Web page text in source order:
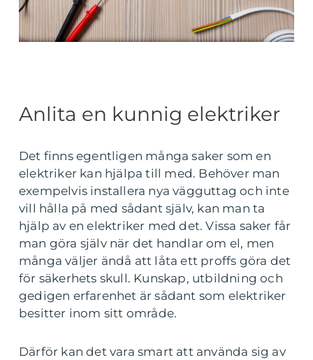
Anlita en kunnig elektriker
Det finns egentligen många saker som en
elektriker kan hjälpa till med. Behöver man
exempelvis installera nya vägguttag och inte
vill hålla på med sådant själv, kan man ta
hjälp av en elektriker med det. Vissa saker får
man göra själv när det handlar om el, men
många väljer ändå att låta ett proffs göra det
för säkerhets skull. Kunskap, utbildning och
gedigen erfarenhet är sådant som elektriker
besitter inom sitt område.
Därför kan det vara smart att använda sig av